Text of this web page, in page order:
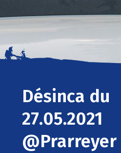
Désinca du
27.05.2021
@Prarreyer